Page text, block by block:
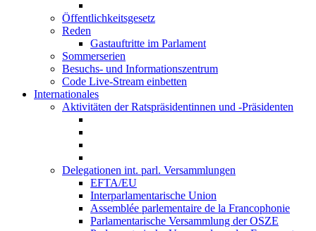
Öffentlichkeitsgesetz
Reden
Gastauftritte im Parlament
Sommerserien
Besuchs- und Informationszentrum
Code Live-Stream einbetten
Internationales
Aktivitäten der Ratspräsidentinnen und -Präsidenten
Delegationen int. parl. Versammlungen
EFTA/EU
Interparlamentarische Union
Assemblée parlementaire de la Francophonie
Parlamentarische Versammlung der OSZE